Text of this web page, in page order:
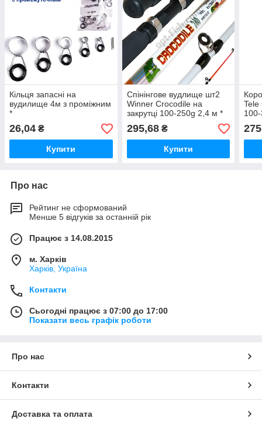
Кільця запасні на
вудилище 4м з проміжним
*
26,04 ₴
Купити
Спінінгове вудлище шт2
Winner Crocodile на
закрутці 100-250g 2,4 м *
295,68₴
Купити
Tele
Про нас
Рейтинг не сформований
Менше 5 відгуків за останній рік
Працює з 14.08.2015
м. Харків
Харків, Україна
Контакти
Сьогодні працює з 07:00 до 17:00
Показати весь графік роботи
Про нас
Контакти
Доставка та оплата